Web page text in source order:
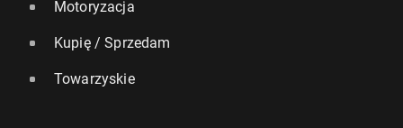
Motoryzacja
Kupię / Sprzedam
Towarzyskie